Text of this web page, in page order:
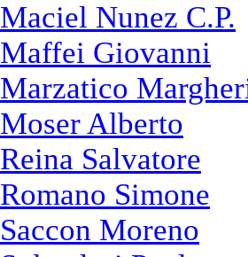
Maciel Nunez C.P.
Maffei Giovanni
Marzatico
Moser Alberto
Reina Salvatore
Romano Simone
Saccon Moreno